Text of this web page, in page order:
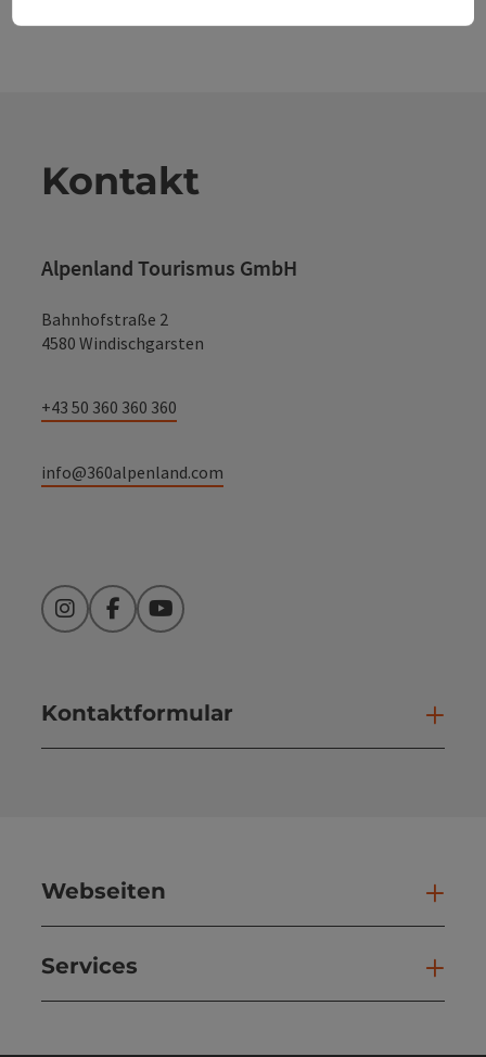
Kontakt
Alpenland Tourismus GmbH
Bahnhofstraße 2
4580 Windischgarsten
+43 50 360 360 360
info@360alpenland.com
InstagramFacebookYouTube
Kontaktformular
Webseiten
Services